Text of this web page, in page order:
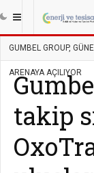
||| ANASAYFA
GUMBEL GROUP,
ARENAYA AÇILIYOR
takip